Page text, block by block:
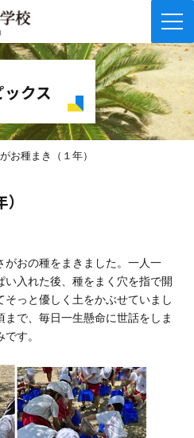
ックス
お種まき（１年）
がおの種をまきました。一人一
い入れた後、種をまく穴を指で開
っと優しく土をかぶせていまし
で、毎日一生懸命に世話をしま
す。